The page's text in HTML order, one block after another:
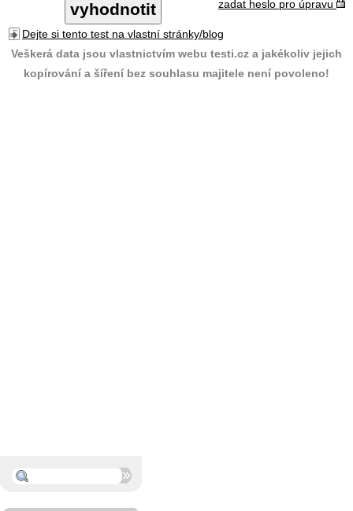
zadat heslo pro úpravu
Dejte si tento test na vlastní stránky/blog
Veškerá data jsou vlastnictvím webu testi.cz a jakékoliv jejich
kopírování a šíření bez souhlasu majitele není povoleno!